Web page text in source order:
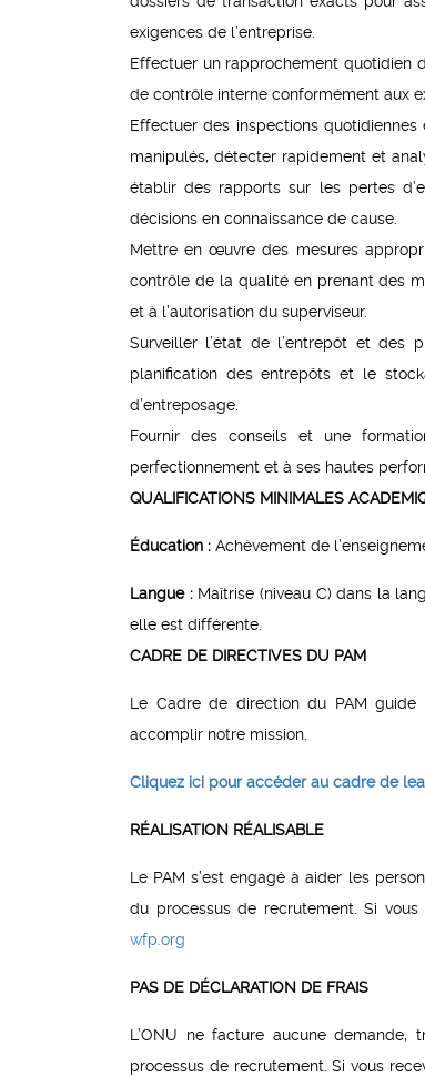
exigences de l’entreprise.
Effectuer un rapprochement quotidien
de contrôle interne conformément aux
Effectuer des inspections
manipulés, détecter rapidement et
établir des rapports sur les pertes
décisions en connaissance de cause.
Mettre en œuvre des mesures
contrôle de la qualité en prenant des
et à l’autorisation du superviseur.
Surveiller l’état de l’entrepôt et des
planification des entrepôts et le
d’entreposage.
Fournir des conseils et une
perfectionnement et à ses hautes
QUALIFICATIONS MINIMALES
Éducation : Achèvement de
Langue :Maîtrise (niveau C) dans la
elle est différente.
CADRE DE DIRECTIVES DU PAM
Le Cadre de direction du PAM
accomplir notre mission.
Cliquez ici pour accéder au cadre de
RÉALISATION RÉALISABLE
Le PAM s’est engagé à aider les
du processus de recrutement. Si
wfp.org
PAS DE DÉCLARATION DE FRAIS
L’ONU ne facture aucune
processus de recrutement. Si vous